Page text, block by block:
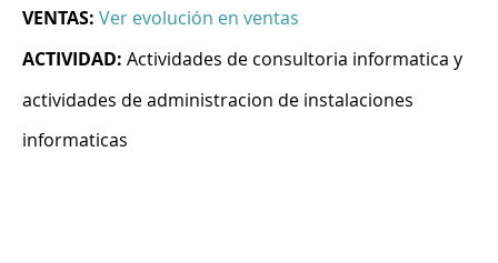
VENTAS: Ver evolución en ventas
ACTIVIDAD: Actividades de consultoria informatica y
actividades de administracion de instalaciones
informaticas